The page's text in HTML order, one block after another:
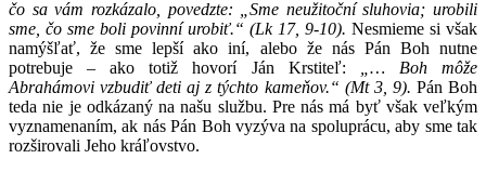
čo sa vám rozkázalo, povedzte: „Sme neužitoční sluhovia; urobili
sme, čo sme boli povinní urobiť.“ (Lk 17, 9-10). Nesmieme si však
namýšľať, že sme lepší ako iní, alebo že nás Pán Boh nutne
potrebuje – ako totiž hovorí Ján Krstiteľ: „… Boh môže
Abrahámovi vzbudiť deti aj z týchto kameňov.“ (Mt 3, 9). Pán Boh
teda nie je odkázaný na našu službu. Pre nás má byť však veľkým
vyznamenaním, ak nás Pán Boh vyzýva na spoluprácu, aby sme tak
rozširovali Jeho kráľovstvo.